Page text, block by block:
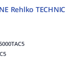
Rehlko TECHNIC